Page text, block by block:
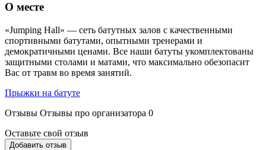
О месте
«Jumping Hall» — сеть батутных залов с качественными
спортивными батутами, опытными тренерами и
демократичными ценами. Все наши батуты укомплектованы
защитными столами и матами, что максимально обезопасит
Вас от травм во время занятий.
Прыжки на батуте
Отзывы Отзывы про организатора 0
Оставьте свой отзыв
Добавить отзыв